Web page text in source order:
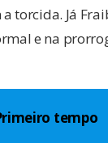
torcida. Já
e na
tempo